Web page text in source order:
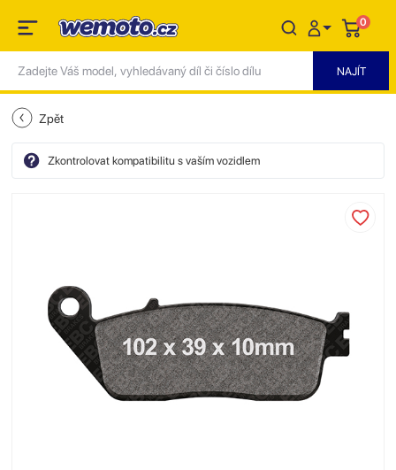
0
Zpět
Zkontrolovat kompatibilitu s vaším vozidlem